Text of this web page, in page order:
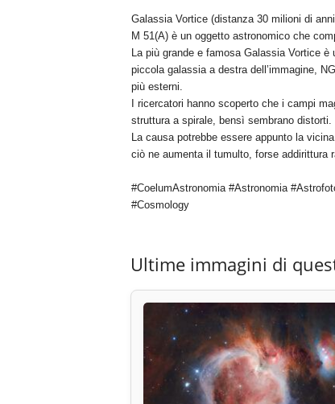
Galassia Vortice (distanza 30 milioni di
M 51(A) è un oggetto astronomico che
La più grande e famosa Galassia Vortice
piccola galassia a destra dell’immagine,
più esterni.
I ricercatori hanno scoperto che i campi
struttura a spirale, bensì sembrano distorti.
La causa potrebbe essere appunto la
ciò ne aumenta il tumulto, forse addirittura
#CoelumAstronomia #Astronomia
#Cosmology
Ultime immagini di